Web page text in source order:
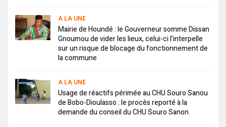
A LA UNE
Mairie de Houndé : le Gouverneur somme Dissan
Gnoumou de vider les lieux, celui-ci l’interpelle
sur un risque de blocage du fonctionnement de
la commune
A LA UNE
Usage de réactifs périmée au CHU Souro Sanou
de Bobo-Dioulasso : le procès reporté à la
demande du conseil du CHU Souro Sanon